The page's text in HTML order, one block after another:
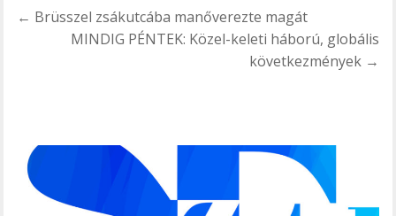
Bejegyzés
navigáció
← Brüsszel zsákutcába manőverezte magát
MINDIG PÉNTEK: Közel-keleti háború, globális
következmények →